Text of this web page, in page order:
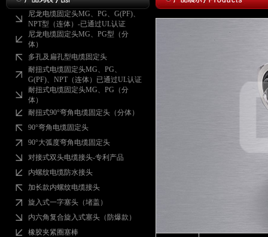
尼龙电缆固定头MG、PG、G(PF)、
NPT型（连体）-已通过UL认证
尼龙电缆固定头MG、PG型（分
体）
多孔及扁孔型电缆固定头
耐扭式电缆固定头MG、PG、
G(PF)、NPT（连体）已通过UL认证
耐扭式电缆固定头MG、PG（分
体）
耐扭式90°弯角电缆固定头（分体）
90°弯角电缆固定头
90°大弧度弯角电缆固定头
对接式双头电缆接头-专利产品
内螺纹电缆防水接头
加长款内螺纹电缆接头
旋入式一字塞头（堵盖）
内六角复合旋入式塞头（防爆款）
橡胶夹紧圈塞棒